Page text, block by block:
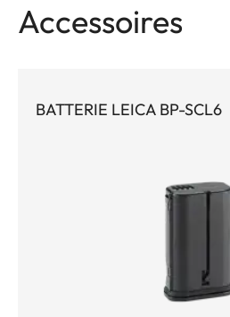
Accessoires
BATTERIE LEICA BP-SCL6